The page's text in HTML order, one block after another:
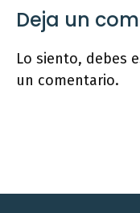
Deja un
Lo siento, debes
un comentario.